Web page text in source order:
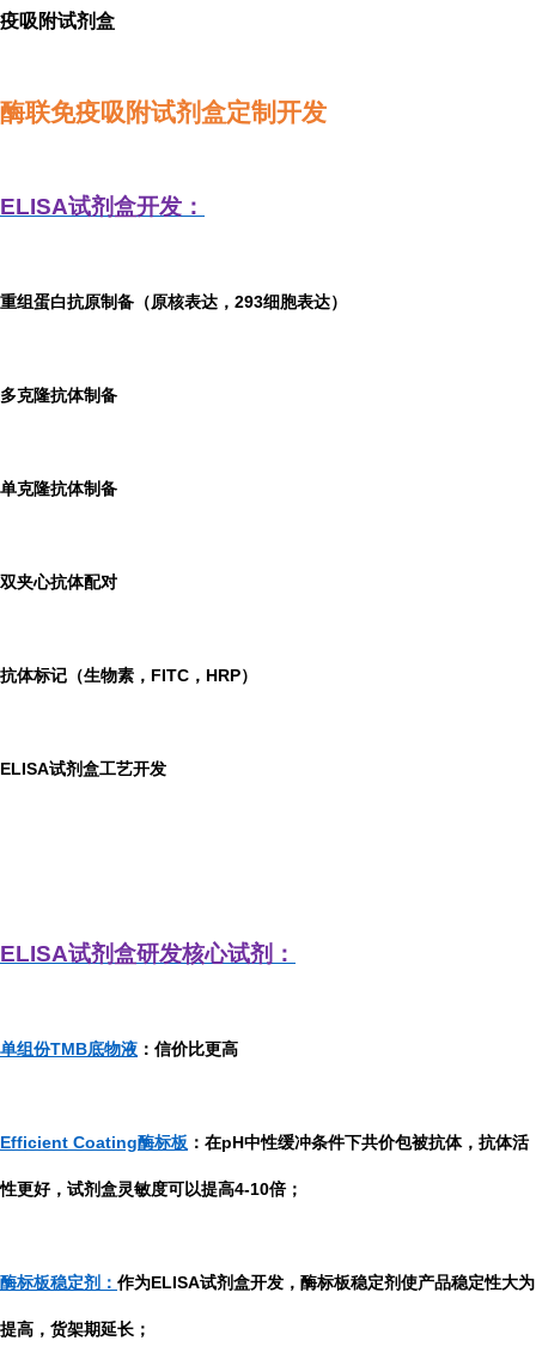
疫吸附试剂盒
酶联免疫吸附试剂盒定制开发
ELISA试剂盒开发：
重组蛋白抗原制备（原核表达，293细胞表达）
多克隆抗体制备
单克隆抗体制备
双夹心抗体配对
抗体标记（生物素，FITC，HRP）
ELISA试剂盒工艺开发
ELISA试剂盒研发核心试剂：
单组份TMB底物液 ：信价比更高
Efficient Coating酶标板 ：在pH中性缓冲条件下共价包被抗体，抗体活
性更好，试剂盒灵敏度可以提高4-10倍；
酶标板稳定剂： 作为ELISA试剂盒开发，酶标板稳定剂使产品稳定性大为
提高，货架期延长；